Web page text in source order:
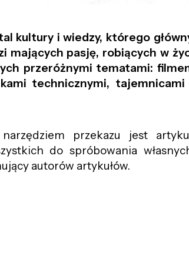
kultury i wiedzy, którego
mających pasję, robiących w
przeróżnymi tematami:
technicznymi,
narzędziem przekazu jest
do spróbowania
autorów artykułów.